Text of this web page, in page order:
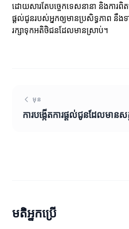
ដោយសារតែបច្ចេកទេសនានា និងការពិត
ផ្តល់ជូនរបស់អ្នកឲ្យមានប្រសិទ្ធភាព នឹ
រក្សាទុកអតិថិជនដែលមានស្រាប់។
មុន
ការបង្កើតការផ្តល់ជូនដែលមាន
មតិអ្នកប្រើ